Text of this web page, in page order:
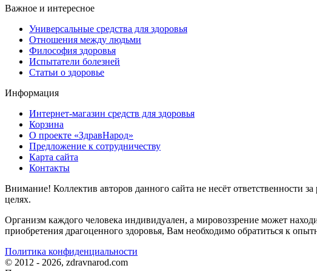
Важное и интересное
Универсальные средства для здоровья
Отношения между людьми
Философия здоровья
Испытатели болезней
Статьи о здоровье
Информация
Интернет-магазин средств для здоровья
Корзина
О проекте «ЗдравНарод»
Предложение к сотрудничеству
Карта сайта
Контакты
Внимание! Коллектив авторов данного сайта не несёт ответственности
целях.
Организм каждого человека индивидуален, а мировоззрение может
приобретения драгоценного здоровья, Вам необходимо обратиться к
Политика конфиденциальности
© 2012 - 2026, zdravnarod.com